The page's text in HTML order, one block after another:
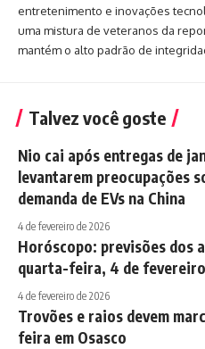
entretenimento e inovações
uma mistura de veteranos da
mantém o alto padrão de
Talvez você goste
Nio cai após entregas de
levantarem preocupações
demanda de EVs na China
4 de fevereiro de 2026
Horóscopo: previsões dos
quarta-feira, 4 de fevereiro
4 de fevereiro de 2026
Trovões e raios devem
feira em Osasco